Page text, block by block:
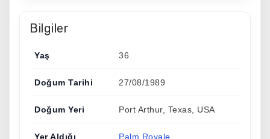
Bilgiler
Yaş 36
Doğum Tarihi 27/08/1989
Doğum Yeri Port Arthur, Texas, USA
Yer Aldığı
Palm Royale